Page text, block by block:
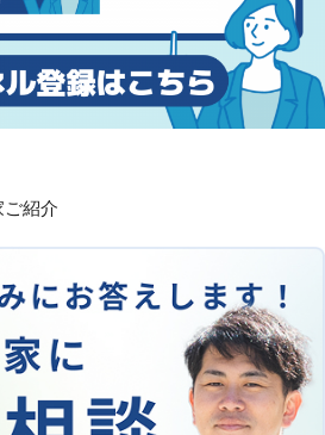
紹介